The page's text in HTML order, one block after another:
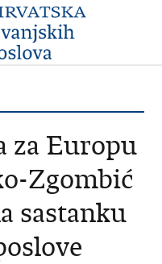
za Europu
Zgombić
sastanku